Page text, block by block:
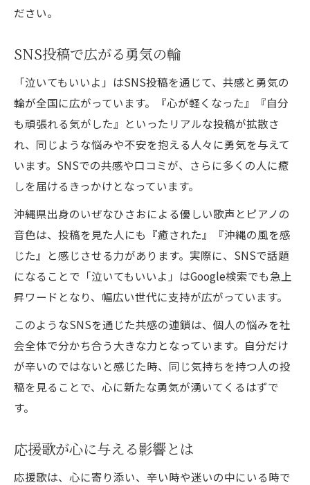
ださい。
SNS投稿で広がる勇気の輪
「泣いてもいいよ」はSNS投稿を通じて、共感と勇気の
輪が全国に広がっています。『心が軽くなった』『自分
も頑張れる気がした』といったリアルな投稿が拡散さ
れ、同じような悩みや不安を抱える人々に勇気を与えて
います。SNSでの共感や口コミが、さらに多くの人に癒
しを届けるきっかけとなっています。
沖縄県出身のいぜなひさおによる優しい歌声とピアノの
音色は、投稿を見た人にも『癒された』『沖縄の風を感
じた』と感じさせる力があります。実際に、SNSで話題
になることで「泣いてもいいよ」はGoogle検索でも急上
昇ワードとなり、幅広い世代に支持が広がっています。
このようなSNSを通じた共感の連鎖は、個人の悩みを社
会全体で分かち合う大きな力となっています。自分だけ
が辛いのではないと感じた時、同じ気持ちを持つ人の投
稿を見ることで、心に新たな勇気が湧いてくるはずで
す。
応援歌が心に与える影響とは
応援歌は、心に寄り添い、辛い時や迷いの中にいる時で